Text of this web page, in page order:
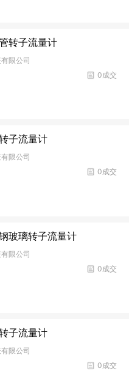
转子流量计
限公司
0成交
子流量计
限公司
0成交
玻璃转子流量计
限公司
0成交
子流量计
限公司
0成交